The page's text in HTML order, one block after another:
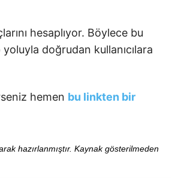
hesaplıyor. Böylece bu
doğrudan kullanıcılara
hemen bu linkten bir
hazırlanmıştır. Kaynak gösterilmeden